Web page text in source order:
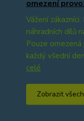
omezení
Vážení
náhradních dílů
Pouze
každý všední
celé
Zobrazit